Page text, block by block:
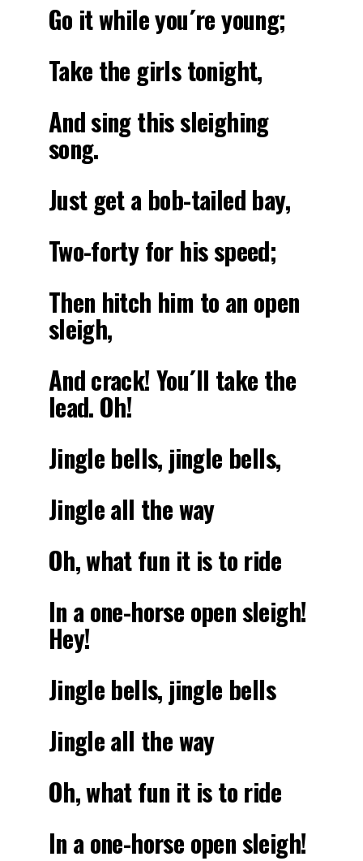
Go it while you´re young;
Take the girls tonight,
And sing this sleighing
song.
Just get a bob-tailed bay,
Two-forty for his speed;
Then hitch him to an open
sleigh,
And crack! You´ll take the
lead. Oh!
Jingle bells, jingle bells,
Jingle all the way
Oh, what fun it is to ride
In a one-horse open sleigh!
Hey!
Jingle bells, jingle bells
Jingle all the way
Oh, what fun it is to ride
In a one-horse open sleigh!